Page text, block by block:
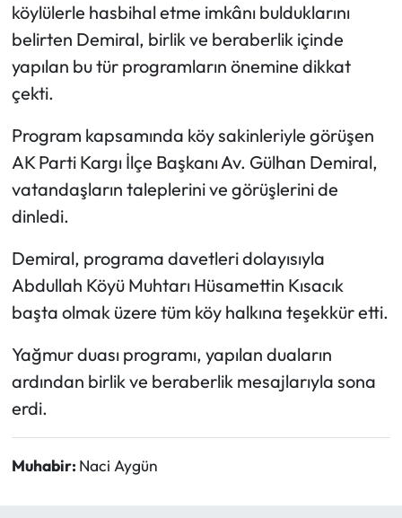
köylülerle hasbihal etme imkânı bulduklarını
belirten Demiral, birlik ve beraberlik içinde
yapılan bu tür programların önemine dikkat
çekti.
Program kapsamında köy sakinleriyle görüşen
AK Parti Kargı İlçe Başkanı Av. Gülhan Demiral,
vatandaşların taleplerini ve görüşlerini de
dinledi.
Demiral, programa davetleri dolayısıyla
Abdullah Köyü Muhtarı Hüsamettin Kısacık
başta olmak üzere tüm köy halkına teşekkür etti.
Yağmur duası programı, yapılan duaların
ardından birlik ve beraberlik mesajlarıyla sona
erdi.
Muhabir: Naci Aygün
Oğuzlar Haberleri
Ortaköy Haberleri
Osmancık Haberleri
Otomotiv
Resmi İlan
Sağlık
Spor
Turizm